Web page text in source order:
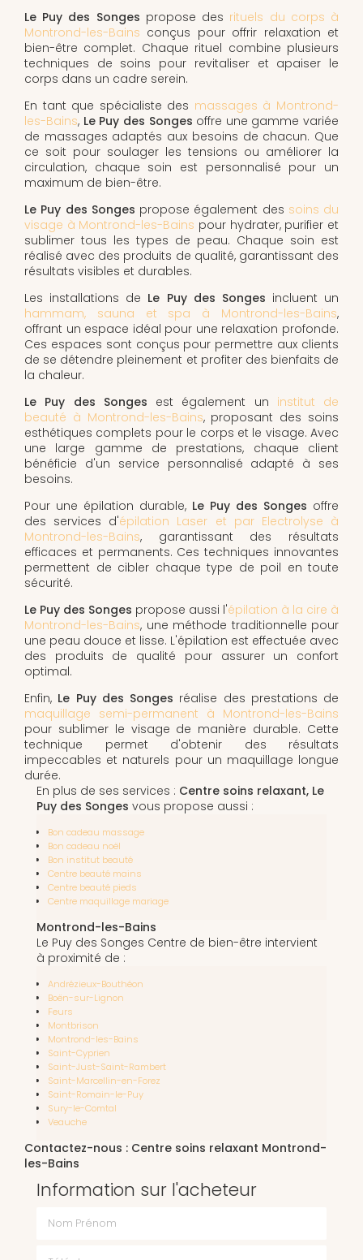
Le Puy des Songes propose des rituels du corps à
Montrond-les-Bains conçus pour offrir relaxation et
bien-être complet. Chaque rituel combine plusieurs
techniques de soins pour revitaliser et apaiser le
corps dans un cadre serein.
En tant que spécialiste des massages à Montrond-
les-Bains, Le Puy des Songes offre une gamme variée
de massages adaptés aux besoins de chacun. Que
ce soit pour soulager les tensions ou améliorer la
circulation, chaque soin est personnalisé pour un
maximum de bien-être.
Le Puy des Songes propose également des soins du
visage à Montrond-les-Bains pour hydrater, purifier et
sublimer tous les types de peau. Chaque soin est
réalisé avec des produits de qualité, garantissant des
résultats visibles et durables.
Les installations de Le Puy des Songes incluent un
hammam, sauna et spa à Montrond-les-Bains,
offrant un espace idéal pour une relaxation profonde.
Ces espaces sont conçus pour permettre aux clients
de se détendre pleinement et profiter des bienfaits de
la chaleur.
Le Puy des Songes est également un institut de
beauté à Montrond-les-Bains, proposant des soins
esthétiques complets pour le corps et le visage. Avec
une large gamme de prestations, chaque client
bénéficie d'un service personnalisé adapté à ses
besoins.
Pour une épilation durable, Le Puy des Songes offre
des services d'épilation Laser et par Electrolyse à
Montrond-les-Bains, garantissant des résultats
efficaces et permanents. Ces techniques innovantes
permettent de cibler chaque type de poil en toute
sécurité.
Le Puy des Songes propose aussi l'épilation à la cire à
Montrond-les-Bains, une méthode traditionnelle pour
une peau douce et lisse. L'épilation est effectuée avec
des produits de qualité pour assurer un confort
optimal.
Enfin, Le Puy des Songes réalise des prestations de
maquillage semi-permanent à Montrond-les-Bains
pour sublimer le visage de manière durable. Cette
technique permet d'obtenir des résultats
impeccables et naturels pour un maquillage longue
durée.
En plus de ses services : Centre soins relaxant, Le
Puy des Songes vous propose aussi :
Bon cadeau massage
Bon cadeau noël
Bon institut beauté
Centre beauté mains
Centre beauté pieds
Centre maquillage mariage
Montrond-les-Bains
Le Puy des Songes Centre de bien-être intervient
à proximité de :
Andrézieux-Bouthéon
Boën-sur-Lignon
Feurs
Montbrison
Montrond-les-Bains
Saint-Cyprien
Saint-Just-Saint-Rambert
Saint-Marcellin-en-Forez
Saint-Romain-le-Puy
Sury-le-Comtal
Veauche
Contactez-nous : Centre soins relaxant Montrond-
les-Bains
Information sur l'acheteur